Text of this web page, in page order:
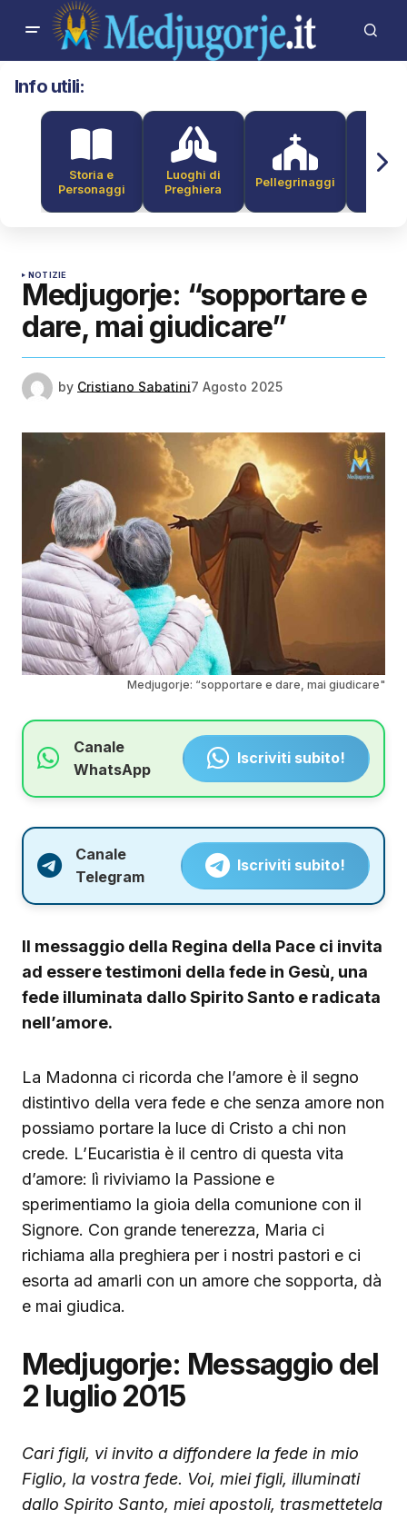
Info utili:
Storia e
Personaggi
Luoghi di
Preghiera
Pellegrinaggi
NOTIZIE
Medjugorje: “sopportare e
dare, mai giudicare”
by Cristiano Sabatini7 Agosto 2025
Medjugorje: “sopportare e dare, mai giudicare"
Canale
WhatsApp
Iscriviti subito!
Canale
Telegram
Iscriviti subito!
Il messaggio della Regina della Pace ci invita
ad essere testimoni della fede in Gesù, una
fede illuminata dallo Spirito Santo e radicata
nell’amore.
La Madonna ci ricorda che l’amore è il segno
distintivo della vera fede e che senza amore non
possiamo portare la luce di Cristo a chi non
crede. L’Eucaristia è il centro di questa vita
d’amore: lì riviviamo la Passione e
sperimentiamo la gioia della comunione con il
Signore. Con grande tenerezza, Maria ci
richiama alla preghiera per i nostri pastori e ci
esorta ad amarli con un amore che sopporta, dà
e mai giudica.
Medjugorje: Messaggio del
2 luglio 2015
Cari figli, vi invito a diffondere la fede in mio
Figlio, la vostra fede. Voi, miei figli, illuminati
dallo Spirito Santo, miei apostoli, trasmettetela